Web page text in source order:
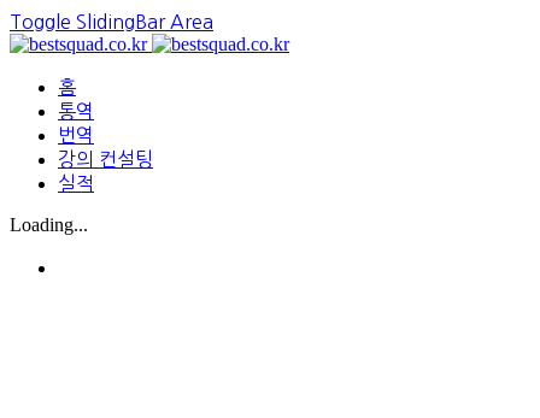
Toggle SlidingBar Area
홈
통역
번역
강의 컨설팅
실적
Loading...